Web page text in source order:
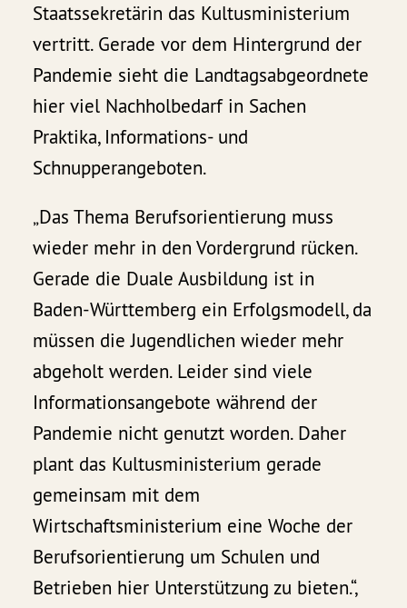
Staatssekretärin das Kultusministerium
vertritt. Gerade vor dem Hintergrund der
Pandemie sieht die Landtagsabgeordnete
hier viel Nachholbedarf in Sachen
Praktika, Informations- und
Schnupperangeboten.
„Das Thema Berufsorientierung muss
wieder mehr in den Vordergrund rücken.
Gerade die Duale Ausbildung ist in
Baden-Württemberg ein Erfolgsmodell, da
müssen die Jugendlichen wieder mehr
abgeholt werden. Leider sind viele
Informationsangebote während der
Pandemie nicht genutzt worden. Daher
plant das Kultusministerium gerade
gemeinsam mit dem
Wirtschaftsministerium eine Woche der
Berufsorientierung um Schulen und
Betrieben hier Unterstützung zu bieten.“,